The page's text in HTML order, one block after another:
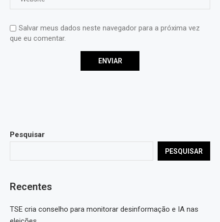
Salvar meus dados neste navegador para a próxima vez
que eu comentar.
Pesquisar
PESQUISAR
Recentes
TSE cria conselho para monitorar desinformação e IA nas